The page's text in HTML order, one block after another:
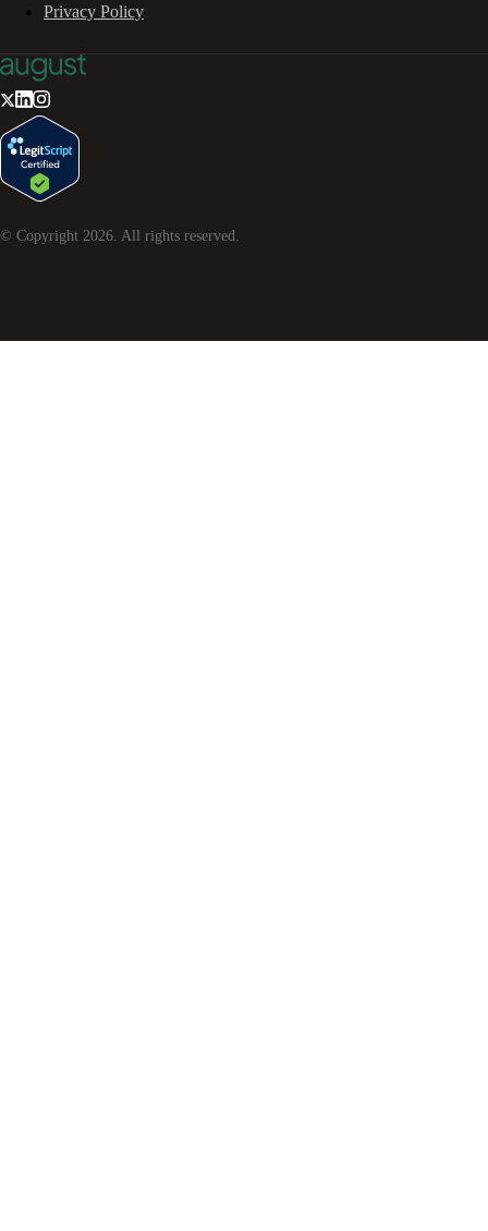
Privacy Policy
© Copyright 2026 . All rights reserved.